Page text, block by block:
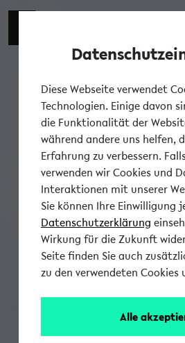
Diese Webseite verwendet
Technologien. Einige davon
die Funktionalität der
während andere uns helfen,
Erfahrung zu verbessern.
verwenden wir Cookies und
Interaktionen mit unserer
Sie können Ihre Einwilligung
Datenschutzerklärung
Wirkung für die Zukunft
Seite finden Sie auch
zu den verwendeten Cookies
Alle